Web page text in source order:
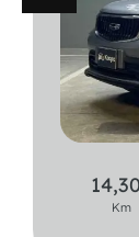
Km
Km